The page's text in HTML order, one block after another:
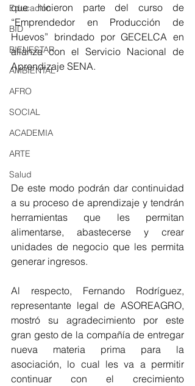
Educación
BID
BIENESTAR
AMBIENTAL
AFRO
SOCIAL
ACADEMIA
ARTE
Salud
que hicieron parte del curso de
“Emprendedor en Producción de
Huevos” brindado por GECELCA en
alianza con el Servicio Nacional de
Aprendizaje SENA.
De este modo podrán dar continuidad
a su proceso de aprendizaje y tendrán
herramientas que les permitan
alimentarse, abastecerse y crear
unidades de negocio que les permita
generar ingresos.
Al respecto, Fernando Rodríguez,
representante legal de ASOREAGRO,
mostró su agradecimiento por este
gran gesto de la compañía de entregar
nueva materia prima para la
asociación, lo cual les va a permitir
continuar con el crecimiento